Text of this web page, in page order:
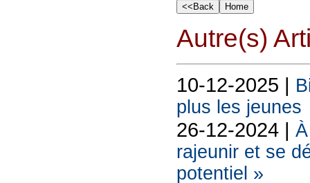
Autre(s)
10-12-2025 |
plus les jeunes
26-12-2024 |
rajeunir et se
potentiel »